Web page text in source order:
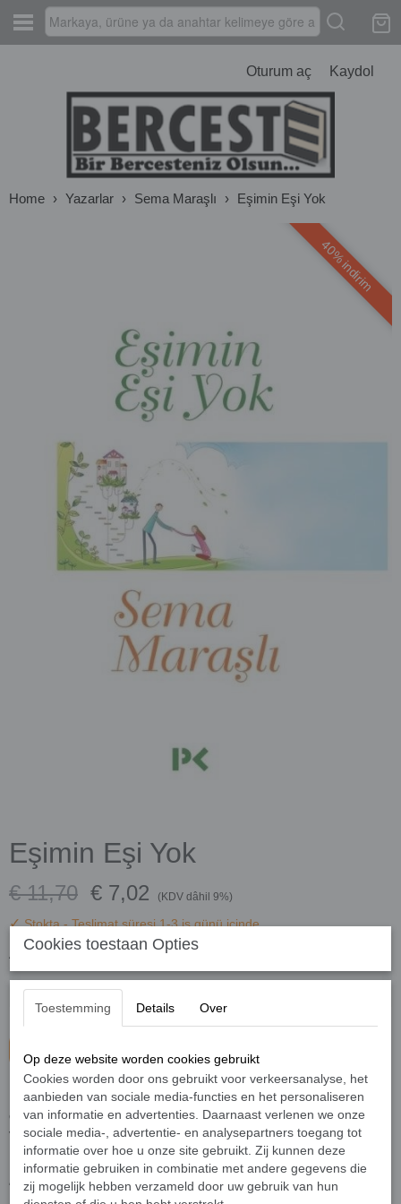
Oturum aç Kaydol
Home › Yazarlar › Sema Maraşlı › Eşimin Eşi Yok
40% indirim
Eşimin Eşi Yok
€ 11,70 € 7,02 (KDV dâhil 9%)
✓Stokta- Teslimat süresi 1-3 iş günü içinde
Adet
Bugüne kadar evlilik üstüne çok şey yazılıp çizildi. Kimi mukaddestir
diye evliliği göklere çıkardı, kimi aşkı öldürüyor diye yerden yere
vurdu, kimi de bol bol öğüt verdi.
Ben de hikâyesini yazmak istedim.
“Neden hikâye?” derseniz, şöyle açıklayabilirim: Ben hikâyelerin
Cookies toestaan Opties
Toestemming Details Over
Op deze website worden cookies gebruikt
Cookies worden door ons gebruikt voor verkeersanalyse, het
aanbieden van sociale media-functies en het personaliseren
van informatie en advertenties. Daarnaast verlenen we onze
sociale media-, advertentie- en analysepartners toegang tot
informatie over hoe u onze site gebruikt. Zij kunnen deze
informatie gebruiken in combinatie met andere gegevens die
zij mogelijk hebben verzameld door uw gebruik van hun